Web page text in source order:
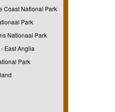
Coast National Park
Park
Nationaal Park
East Anglia
Park